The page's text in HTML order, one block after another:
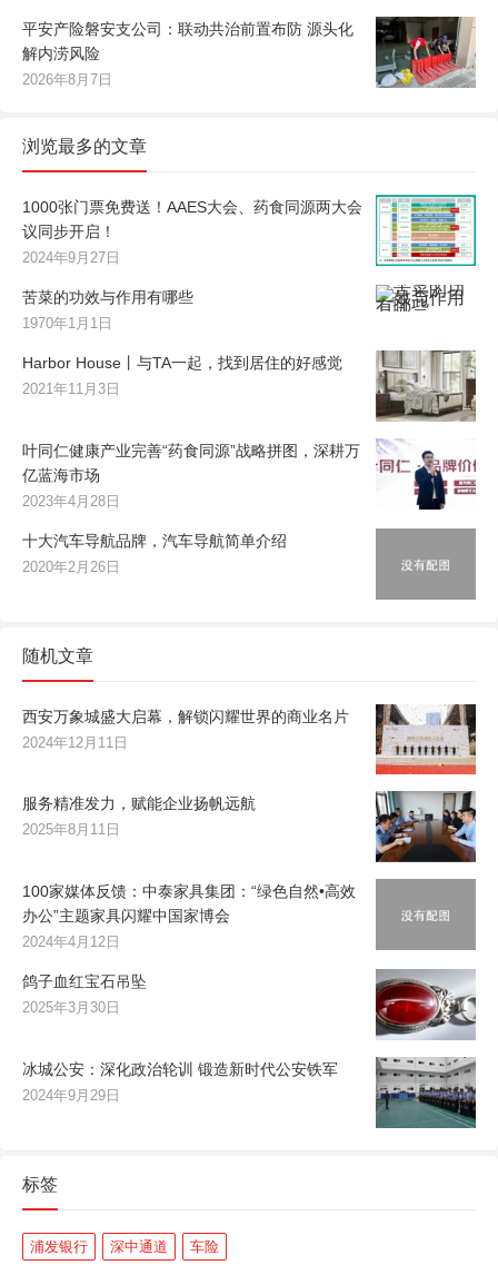
平安产险磐安支公司：联动共治前置布防 源头化
解内涝风险
2026年8月7日
浏览最多的文章
1000张门票免费送！AAES大会、药食同源两大会
议同步开启！
2024年9月27日
苦菜的功效与作用有哪些
1970年1月1日
Harbor House丨与TA一起，找到居住的好感觉
2021年11月3日
叶同仁健康产业完善“药食同源”战略拼图，深耕万
亿蓝海市场
2023年4月28日
十大汽车导航品牌，汽车导航简单介绍
2020年2月26日
随机文章
西安万象城盛大启幕，解锁闪耀世界的商业名片
2024年12月11日
服务精准发力，赋能企业扬帆远航
2025年8月11日
100家媒体反馈：中泰家具集团：“绿色自然•高效
办公”主题家具闪耀中国家博会
2024年4月12日
鸽子血红宝石吊坠
2025年3月30日
冰城公安：深化政治轮训 锻造新时代公安铁军
2024年9月29日
标签
浦发银行 深中通道 车险